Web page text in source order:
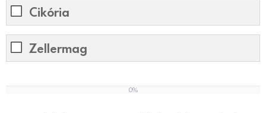
Cikória
Zellermag
0%